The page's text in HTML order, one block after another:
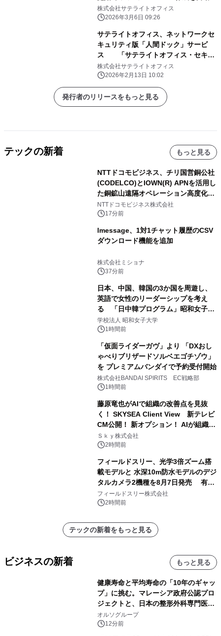
し決算品質向上 会計AIが決算力を加
速・向上、監査対応の効率化とコスト
株式会社サテライトオフィス
2026年3月6日 09:26
サテライトオフィス、ネットワークセ
キュリティ版「人間ドック」サービ
ス 「サテライトオフィス・セキュ
ア・レントゲン」の提供を開始 ～フ
ルパケットキャプチャとAI分析によ
り、既存防御では見逃されがちな「内
部脅威」や「未知の脅威」を可視化～
株式会社サテライトオフィス
2026年2月13日 10:02
発行者のリリースをもっと見る
テックの新着 もっと見る
NTTドコモビジネス、チリ国営銅公社
(CODELCO)とIOWN(R) APNを活用し
た銅鉱山遠隔オペレーション高度化に
向けた調査・実証を開始
NTTドコモビジネス株式会社
17分前
lmessage、1対1チャット履歴のCSV
ダウンロード機能を追加
株式会社ミショナ
37分前
日本、中国、韓国の3か国を周遊し、
英語で女性のリーダーシップを考え
る 「日中韓プログラム」昭和女子大
学で開催
学校法人 昭和女子大学
1時間前
「仮面ライダーガヴ」より 「DXおし
ゃべりブリザードソルベエゴチゾウ」
を プレミアムバンダイで予約受付開始
株式会社BANDAI SPIRITS EC戦略部
1時間前
藤原竜也がAIで組織の改善点を見抜
く！ SKYSEA Client View 新テレビ
CM公開！ 新オプション！ AIが組織の
業務実態を分析し労務改善を支援。 藤
原竜也メイキング動画公開 「もしAIが
る自信がある」「昨年の夏はカブトム
シを捕まえたり、虫と戦ったり…」
Ｓｋｙ株式会社
2時間前
フィールドスリー、光学3倍ズーム搭
載モデルと 水深10m防水モデルのデジ
タルカメラ2機種を8月7日発売 有効
約1300万画素、用途別に選べるコンデ
ジ新登場
フィールドスリー株式会社
2時間前
テックの新着をもっと見る
ビジネスの新着 もっと見る
健康寿命と平均寿命の「10年のギャッ
プ」に挑む。マレーシア政府公認プロ
ジェクトと、日本の整形外科専門医が
サステナブルな「エシカル・ツバメの
巣」の共同臨床検証を開始
オルソグループ
12分前